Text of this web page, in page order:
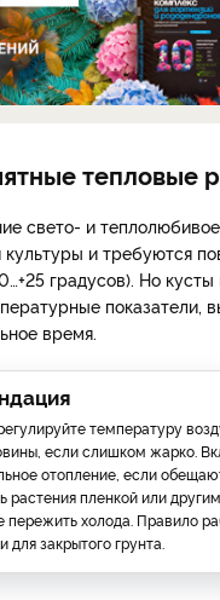
тепловые
свето- и
культуры и требуются
градусов). Но кусты
показатели,
время.
температуру
если слишком жарко.
отопление, если
растения пленкой или
пережить холода. Правило
для закрытого грунта.